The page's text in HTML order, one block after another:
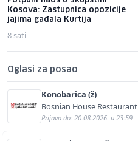
Kosova: Zastupnica opozicije
jajima gađala Kurtija
8 sati
Oglasi za posao
Konobarica (ž)
Bosnian House Restaurant
Prijava do: 20.08.2026. u 23:59